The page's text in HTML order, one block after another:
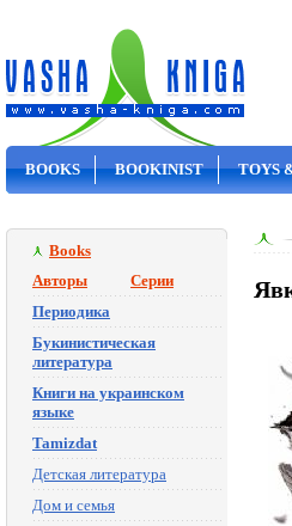
BOOKS BOOKINIST TOYS
Books
Авторы
Серии
Периодика
Букинистическая
литература
Книги на украинском
языке
Tamizdat
Детская литература
Дом и семья